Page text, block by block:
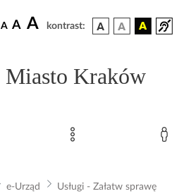
A A A kontrast:
Miasto Kraków
e-Urząd
Usługi - Załatw sprawę